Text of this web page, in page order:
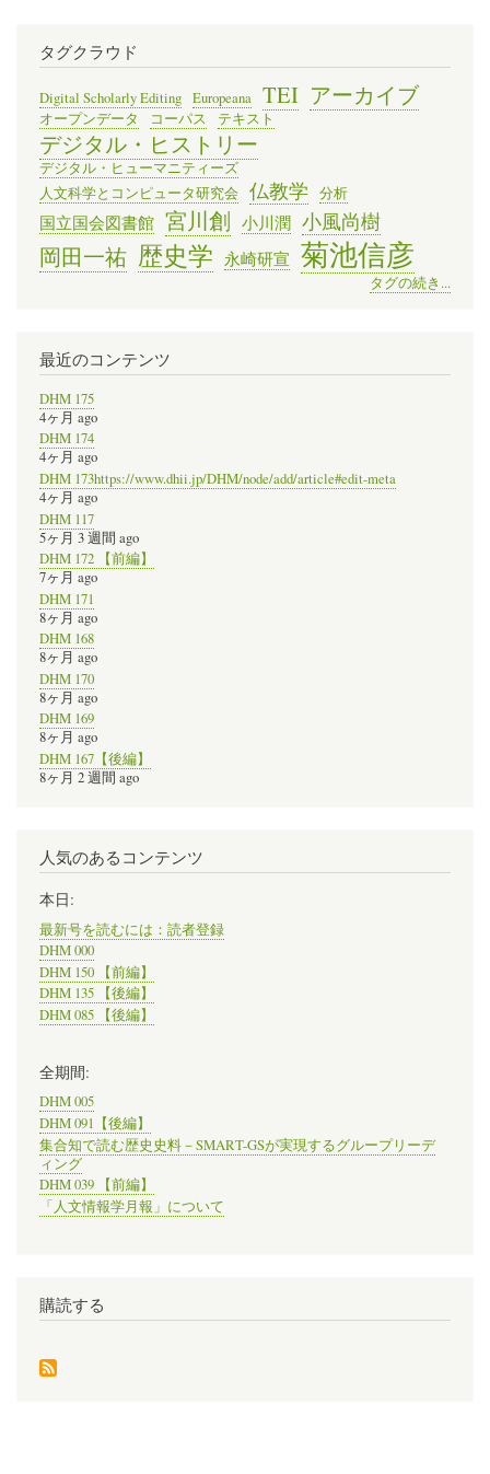
タグクラウド
Digital Scholarly Editing Europeana TEI アーカイブ
オープンデータ コーパス テキスト
デジタル・ヒストリー
デジタル・ヒューマニティーズ
人文科学とコンピュータ研究会
仏教学 分析
国立国会図書館 宮川創 小川潤 小風尚樹
岡田一祐 歴史学 永崎研宣 菊池信彦
タグの続き...
最近のコンテンツ
DHM 175
4ヶ月 ago
DHM 174
4ヶ月 ago
DHM 173https://www.dhii.jp/DHM/node/add/article#edit-meta
4ヶ月 ago
DHM 117
5ヶ月 3 週間 ago
DHM 172 【前編】
7ヶ月 ago
DHM 171
8ヶ月 ago
DHM 168
8ヶ月 ago
DHM 170
8ヶ月 ago
DHM 169
8ヶ月 ago
DHM 167【後編】
8ヶ月 2 週間 ago
人気のあるコンテンツ
本日:
最新号を読むには：読者登録
DHM 000
DHM 150 【前編】
DHM 135 【後編】
DHM 085 【後編】
全期間:
DHM 005
DHM 091【後編】
集合知で読む歴史史料－SMART-GSが実現するグループリーデ
ィング
DHM 039 【前編】
「人文情報学月報」について
購読する